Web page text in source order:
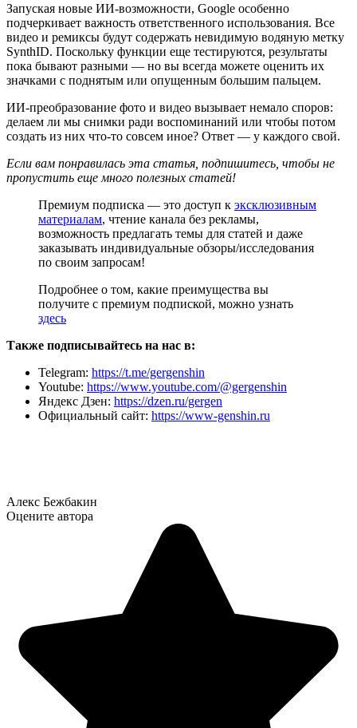
Запуская новые ИИ-возможности, Google особенно
подчеркивает важность ответственного использования. Все
видео и ремиксы будут содержать невидимую водяную метку
SynthID. Поскольку функции еще тестируются, результаты
пока бывают разными — но вы всегда можете оценить их
значками с поднятым или опущенным большим пальцем.
ИИ-преобразование фото и видео вызывает немало споров:
делаем ли мы снимки ради воспоминаний или чтобы потом
создать из них что-то совсем иное? Ответ — у каждого свой.
Если вам понравилась эта статья, подпишитесь, чтобы не
пропустить еще много полезных статей!
Премиум подписка — это доступ к эксклюзивным
материалам, чтение канала без рекламы,
возможность предлагать темы для статей и даже
заказывать индивидуальные обзоры/исследования
по своим запросам!
Подробнее о том, какие преимущества вы
получите с премиум подпиской, можно узнать
здесь
Также подписывайтесь на нас в:
Telegram: https://t.me/gergenshin
Youtube: https://www.youtube.com/@gergenshin
Яндекс Дзен: https://dzen.ru/gergen
Официальный сайт: https://www-genshin.ru
Алекс Бежбакин
Оцените автора